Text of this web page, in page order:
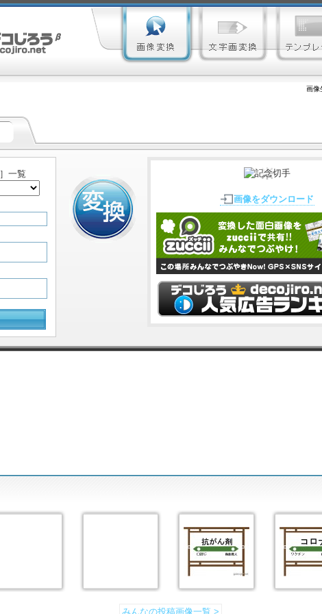
画
］一覧
画像をダウンロード
みんなの投稿画像一覧 >